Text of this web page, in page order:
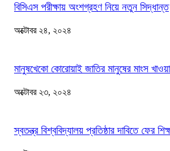
বিসিএস পরীক্ষায় অংশগ্রহণ নিয়ে নতুন সিদ্ধান্ত
অক্টোবর ২৪, ২০২৪
মানুষখেকো কোরোয়াই জাতির মানুষের মাংস
অক্টোবর ২৩, ২০২৪
স্বতন্ত্র বিশ্ববিদ্যালয় প্রতিষ্ঠার দাবিতে ফের